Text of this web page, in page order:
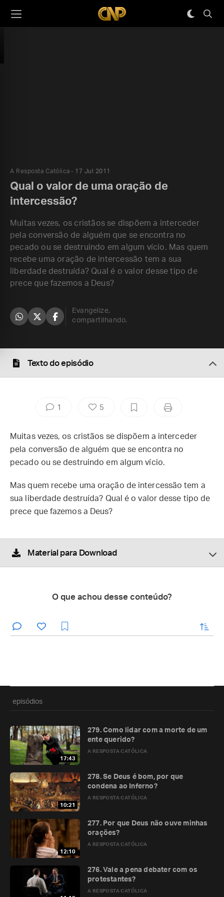
A Resposta Católica 17 Jul 2011
Qual o valor de uma oração de
intercessão?
Muitas vezes, os cristãos se dispõem a interceder
pela conversão de alguém que se encontra no
pecado ou se destruindo em algum vício. Mas quem
recebe uma oração de intercessão tem a sua
liberdade destruída? Qual é o valor desse tipo de
prece que fazemos a Deus?
Evangelize,
compartilhando.
Texto do episódio
1 5
Muitas vezes, os cristãos se dispõem a interceder
pela conversão de alguém que se encontra no
pecado ou se destruindo em algum vício.
Mas quem recebe uma oração de intercessão tem a
sua liberdade destruída? Qual é o valor desse tipo de
prece que fazemos a Deus?
Material para Download
O que achou desse conteúdo?
enviar
episódios
17:43
A RESPOSTA CATÓLICA
279. Como lidar com a morte de um
ente querido?
10:21
A RESPOSTA CATÓLICA
278. Se Deus é bom, por que
condena ao Inferno?
12:10
A RESPOSTA CATÓLICA
277. Por que Deus não ouve minhas
orações?
A RESPOSTA CATÓLICA
276. Vale a pena debater com os
protestantes?